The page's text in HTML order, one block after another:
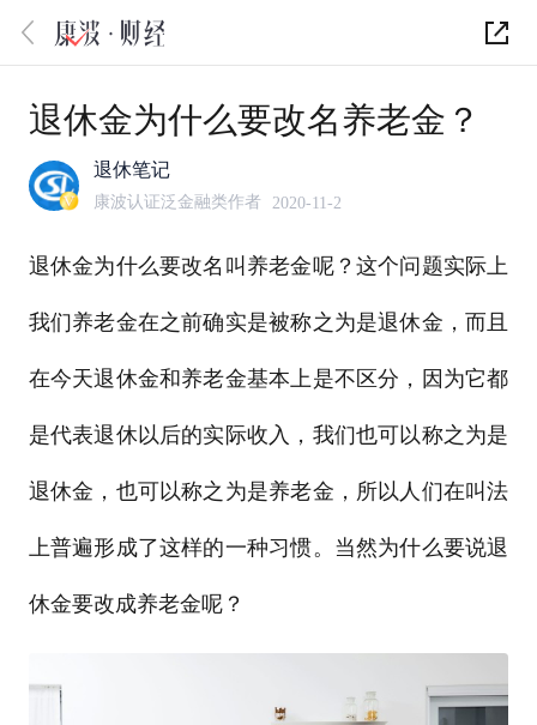
退休金为什么要改名养老金？
退休笔记
康波认证泛金融类作者 2020-11-2
退休金为什么要改名叫养老金呢？这个问题实际上
我们养老金在之前确实是被称之为是退休金，而且
在今天退休金和养老金基本上是不区分，因为它都
是代表退休以后的实际收入，我们也可以称之为是
退休金，也可以称之为是养老金，所以人们在叫法
上普遍形成了这样的一种习惯。当然为什么要说退
休金要改成养老金呢？